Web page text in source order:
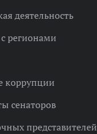
деятельность
регионами
коррупции
сенаторов
представителей